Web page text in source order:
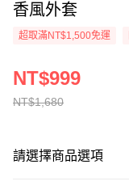
香風外套
超取滿NT$1,500免運
NT$1,680
NT$999
請選擇商品選項